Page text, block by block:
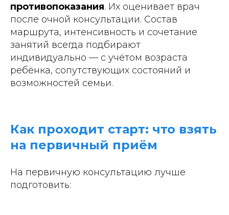
противопоказания. Их оценивает врач
после очной консультации. Состав
маршрута, интенсивность и сочетание
занятий всегда подбирают
индивидуально — с учётом возраста
ребёнка, сопутствующих состояний и
возможностей семьи.
Как проходит старт: что взять
на первичный приём
На первичную консультацию лучше
подготовить: